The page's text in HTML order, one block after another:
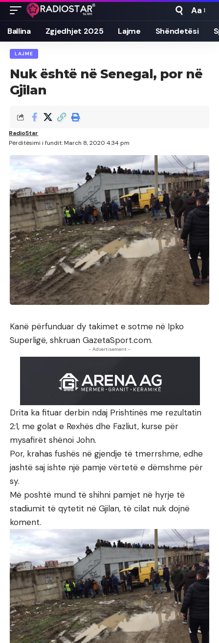
Font
Resizer
Aa
Ballina Zgjedhjet 2025 Lajme Shëndetësi
LAJME
Nuk është në Senegal, por në
Gjilan
Përditësimi i fundit: March 8, 2020 4:34 pm
RadioStar
Kanë përfunduar dy takimet e sotme në Ipko
Superligë, shkruan GazetaSport.com.
- Advertisement -
Drita ka fituar derbin ndaj Prishtinës me rezultatin
2:1, me golat e Rexhës dhe Fazliut, kurse për
mysafirët shënoi John.
Por, krahas fushës në gjendje të tmerrshme, edhe
jashtë saj ishte një pamje vërtetë e dëmshme për
sy.
Më poshtë mund të shihni pamjet në hyrje të
stadiumit të qytetit në Gjilan, të cilat nuk dojnë
koment.